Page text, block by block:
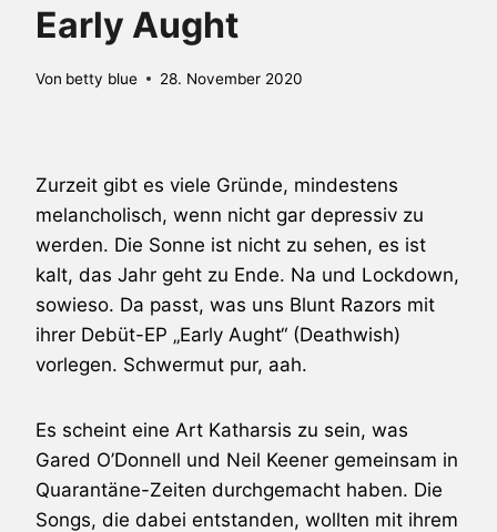
Early Aught
Von betty blue 28. November 2020
Zurzeit gibt es viele Gründe, mindestens
melancholisch, wenn nicht gar depressiv zu
werden. Die Sonne ist nicht zu sehen, es ist
kalt, das Jahr geht zu Ende. Na und Lockdown,
sowieso. Da passt, was uns Blunt Razors mit
ihrer Debüt-EP „Early Aught“ (Deathwish)
vorlegen. Schwermut pur, aah.
Es scheint eine Art Katharsis zu sein, was
Gared O’Donnell und Neil Keener gemeinsam in
Quarantäne-Zeiten durchgemacht haben. Die
Songs, die dabei entstanden, wollten mit ihrem